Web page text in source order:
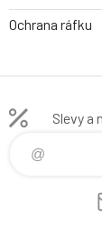
Ochrana ráfku
Slevy a